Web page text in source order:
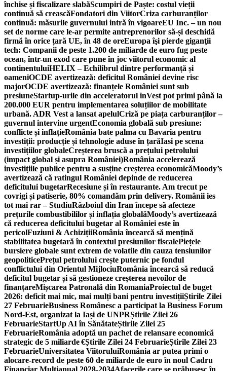
închise și fiscalizare slabăScumpiri de Paște: costul vieții
continuă să creascăFondatori din ViitorCriza carburanților
continuă: măsurile guvernului intră în vigoareEU Inc. – un nou
set de norme care le-ar permite antreprenorilor să-și deschidă
firmă în orice țară UE, în 48 de oreEuropa îşi pierde giganţii
tech: Companii de peste 1.200 de miliarde de euro fug peste
ocean, într-un exod care pune în joc viitorul economic al
continentuluiHELIX – Echilibrul dintre performanță și
oameniOCDE avertizează: deficitul României devine risc
majorOCDE avertizează: finanțele României sunt sub
presiuneStartup-urile din acceleratorul inVest pot primi până la
200.000 EUR pentru implementarea soluțiilor de mobilitate
urbană. ADR Vest a lansat apelulCriză pe piața carburanților –
guvernul intervine urgentEconomia globală sub presiune:
conflicte și inflațieRomânia bate palma cu Bavaria pentru
investiții: producție și tehnologie aduse în țarăIasi pe scena
investițiilor globaleCreșterea bruscă a prețului petrolului
(impact global și asupra României)România accelerează
investițiile publice pentru a susține creșterea economicăMoody’s
avertizează că ratingul României depinde de reducerea
deficitului bugetarRecesiune și în restaurante. Am trecut pe
covrigi și patiserie, 80% comandăm prin delivery. Românii ies
tot mai rar – StudiuRăzboiul din Iran începe să afecteze
prețurile combustibililor și inflația globalăMoody’s avertizează
că reducerea deficitului bugetar al României este în
pericolFuziuni & AchizițiiRomânia încearcă să mențină
stabilitatea bugetară în contextul presiunilor fiscalePiețele
bursiere globale sunt extrem de volatile din cauza tensiunilor
geopoliticePrețul petrolului crește puternic pe fondul
conflictului din Orientul MijlociuRomânia încearcă să reducă
deficitul bugetar și să gestioneze creșterea nevoilor de
finanțareMișcarea Patronală din RomaniaProiectul de buget
2026: deficit mai mic, mai mulți bani pentru investițiiȘtirile Zilei
27 FebruarieBusiness Românesc a participat la Business Forum
Nord-Est, organizat la Iași de UNPRȘtirile Zilei 26
FebruarieStartUp AI în SănătateȘtirile Zilei 25
FebruarieRomânia adoptă un pachet de relansare economică
strategic de 5 miliarde €Știrile Zilei 24 FebruarieȘtirile Zilei 23
FebruarieUniversitatea ViitoruluiRomânia ar putea primi o
alocare-record de peste 60 de miliarde de euro în noul Cadru